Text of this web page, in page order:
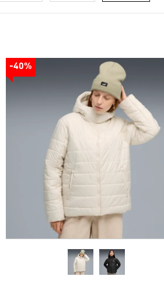
-40%